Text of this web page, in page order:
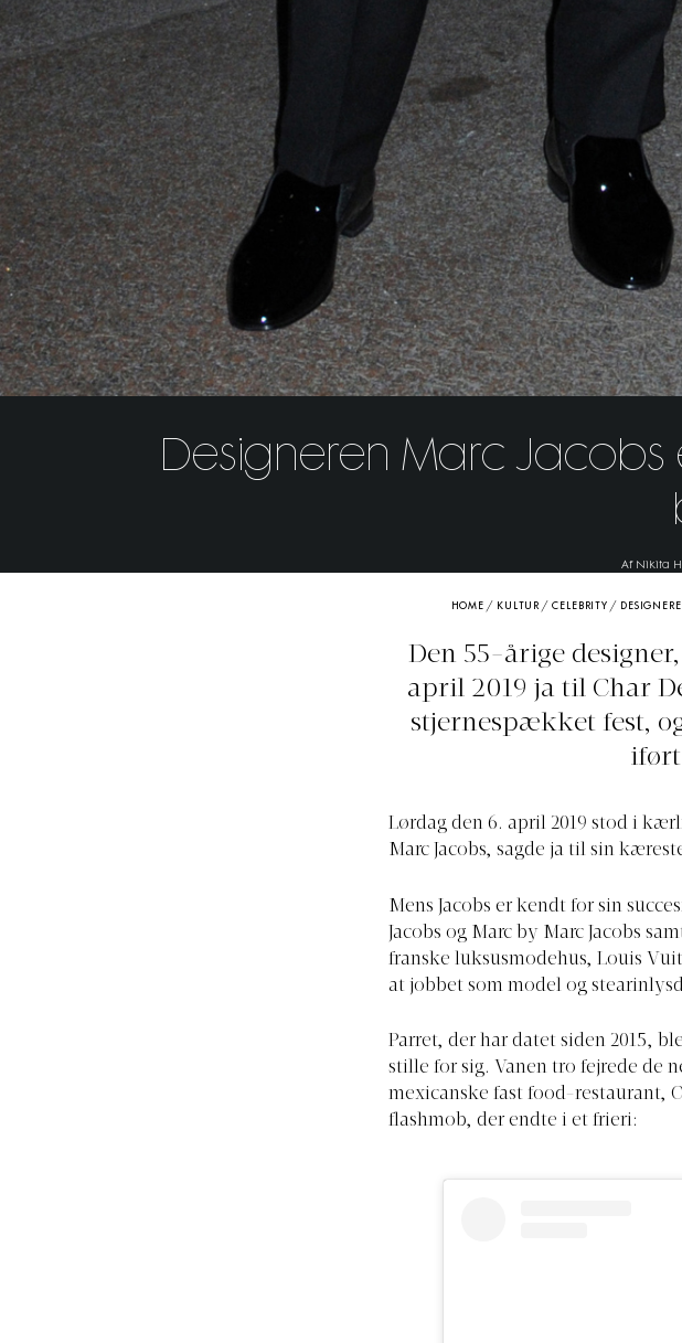
Designeren Marc
Af Nikita
HOME / KULTUR / CELEBRITY /
Den 55-årige
april 2019 ja til Char
stjernespækket fest,
iført
Lørdag den 6. april 2019 stod i
Marc Jacobs, sagde ja til sin
Mens Jacobs er kendt for sin
Jacobs og Marc by Marc Jacobs
franske luksusmodehus, Louis
at jobbet som model og
Parret, der har datet siden 2015,
stille for sig. Vanen tro fejrede de
mexicanske fast food-restaurant,
flashmob, der endte i et frieri: